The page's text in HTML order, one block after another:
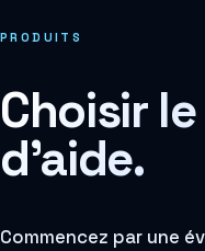
PRODUITS
Choisir
d'aide.
Commencez par une